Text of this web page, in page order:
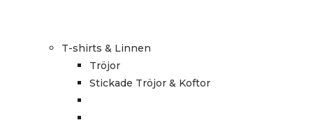
T-shirts & Linnen
Tröjor
Stickade Tröjor & Koftor